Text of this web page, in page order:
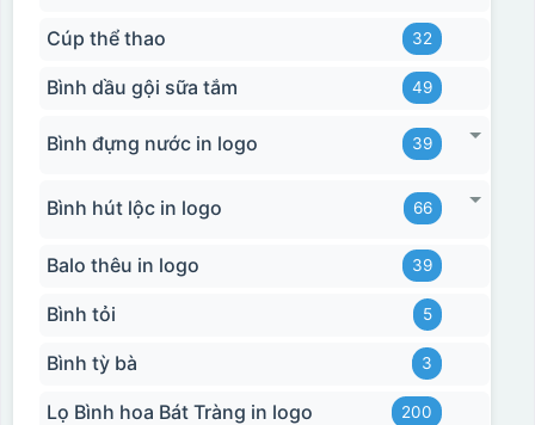
Cúp thể thao 32
Bình dầu gội sữa tắm 49
Bình đựng nước in logo 39
Bình hút lộc in logo 66
Balo thêu in logo 39
Bình tỏi 5
Bình tỳ bà 3
Lọ Bình hoa Bát Tràng in logo 200